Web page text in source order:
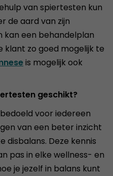
van spiertesten kun
de aard van zijn
kan een behandelplan
klant zo goed mogelijk te
is mogelijk ook
geschikt?
voor iedereen
van een beter inzicht
disbalans. Deze kennis
pas in elke wellness- en
je jezelf in balans kunt